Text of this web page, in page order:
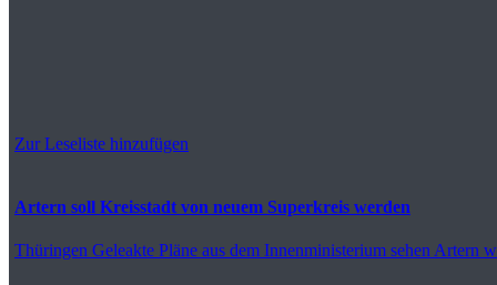
Zur Leseliste hinzufügen
Artern soll Kreisstadt von neuem Superkreis werden
Thüringen Geleakte Pläne aus dem Innenministerium sehen Artern